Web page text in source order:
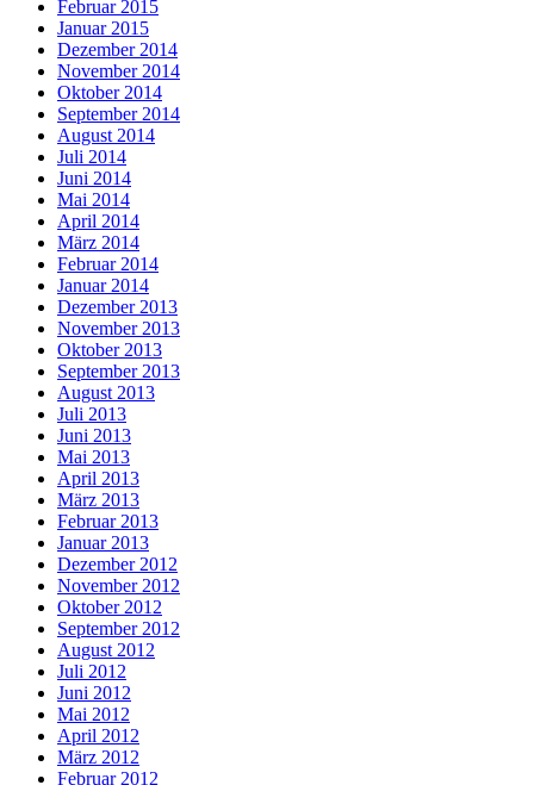
Februar 2015
Januar 2015
Dezember 2014
November 2014
Oktober 2014
September 2014
August 2014
Juli 2014
Juni 2014
Mai 2014
April 2014
März 2014
Februar 2014
Januar 2014
Dezember 2013
November 2013
Oktober 2013
September 2013
August 2013
Juli 2013
Juni 2013
Mai 2013
April 2013
März 2013
Februar 2013
Januar 2013
Dezember 2012
November 2012
Oktober 2012
September 2012
August 2012
Juli 2012
Juni 2012
Mai 2012
April 2012
März 2012
Februar 2012